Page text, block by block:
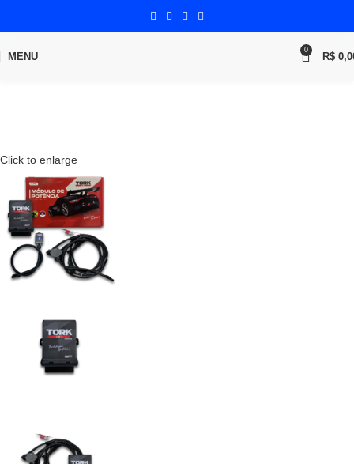
MENU
0
R$
Click to enlarge